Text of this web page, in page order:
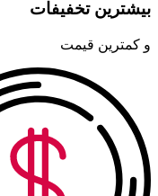
بیشترین تخفیفات
و کمترین قیمت